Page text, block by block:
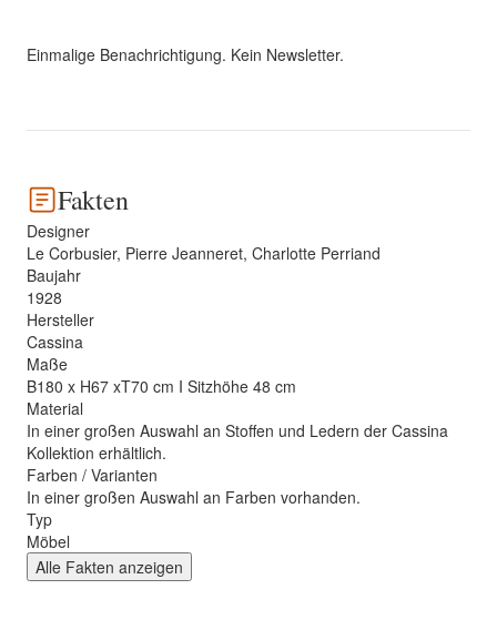
Einmalige Benachrichtigung. Kein Newsletter.
Fakten
Designer
Le Corbusier, Pierre Jeanneret, Charlotte Perriand
Baujahr
1928
Hersteller
Cassina
Maße
B180 x H67 xT70 cm I Sitzhöhe 48 cm
Material
In einer großen Auswahl an Stoffen und Ledern der Cassina
Kollektion erhältlich.
Farben / Varianten
In einer großen Auswahl an Farben vorhanden.
Typ
Möbel
Alle Fakten anzeigen